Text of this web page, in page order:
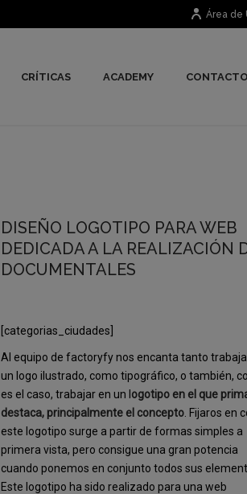
Área de
CRÍTICAS ACADEMY CONTACTO
DISEÑO LOGOTIPO PARA WEB
DEDICADA A LA REALIZACIÓN
DOCUMENTALES
[categorias_ciudades]
Al equipo de factoryfy nos encanta tanto
un logo ilustrado, como tipográfico, o también,
es el caso, trabajar en un l ogotipo en el que
destaca, principalmente el concepto . Fijaros en
este logotipo surge a partir de formas simples a
primera vista, pero consigue una gran potencia
cuando ponemos en conjunto todos sus
Este logotipo ha sido realizado para una web